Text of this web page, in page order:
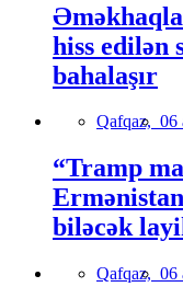
hiss edilən
bahalaşır
Qafqaz, 06
“Tramp
biləcək
Qafqaz, 06